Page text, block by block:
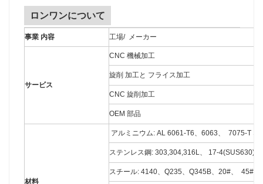
ロンワンについて
事業 内容 工場/ メーカー
サービス
CNC 機械加工
旋削 加工と フライス加工
CNC 旋削加工
OEM 部品
材料
アルミニウム: AL 6061-T6、6063、 7075-T な
ステンレス鋼: 303,304,316L、 17-4(SUS630)
スチール: 4140、Q235、Q345B、20#、 45#